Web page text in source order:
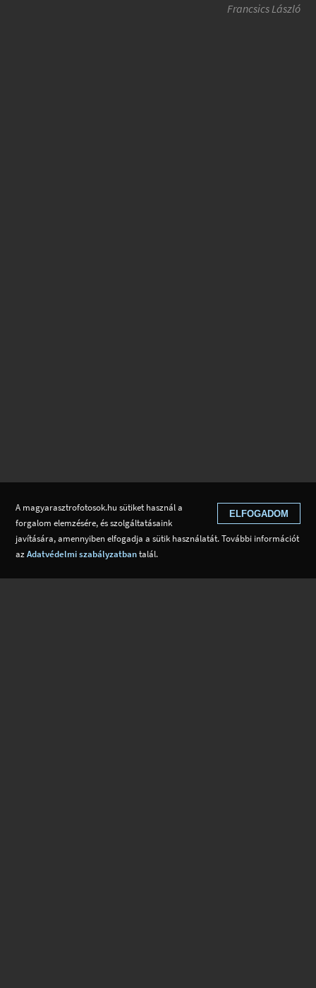
Francsics László
ELFOGADOM
A magyarasztrofotosok.hu sütiket használ a
forgalom elemzésére, és szolgáltatásaink
javítására, amennyiben elfogadja a sütik használatát. További információt
azAdatvédelmi szabályzatbantalál.